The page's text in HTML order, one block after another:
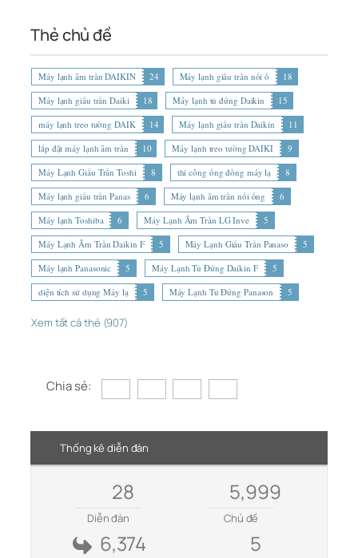
Thẻ chủ đề
Máy lạnh âm trần DAIKIN 24 Máy lạnh giấu trần nối ố
18
Máy lạnh giấu trần Daiki
18 Máy lạnh tủ đứng Daikin
15
máy lạnh treo tường DAIK
14 Máy lạnh giấu trần Daikin
11
lắp đặt máy lạnh âm trần
10 Máy lạnh treo tường DAIKI
9
Máy Lạnh Giấu Trần Toshi
8 thi công ống đồng máy lạ
8
Máy lạnh giấu trần Panas
6 Máy lạnh âm trần nối ống
6
Máy lạnh Toshiba
6 Máy Lạnh Âm Trần LG Inve
5
Máy Lạnh Âm Trần Daikin F
5 Máy Lạnh Giấu Trần Panaso
5
Máy lạnh Panasonic
5 Máy Lạnh Tủ Đứng Daikin F
5
diện tích sử dụng Máy lạ
5 Máy Lạnh Tủ Đứng Panason 5
Xem tất cả thẻ (907)
Chia sẻ:
Thống kê diễn đàn
28
Diễn đàn
5,999
Chủ đề
6,374 5